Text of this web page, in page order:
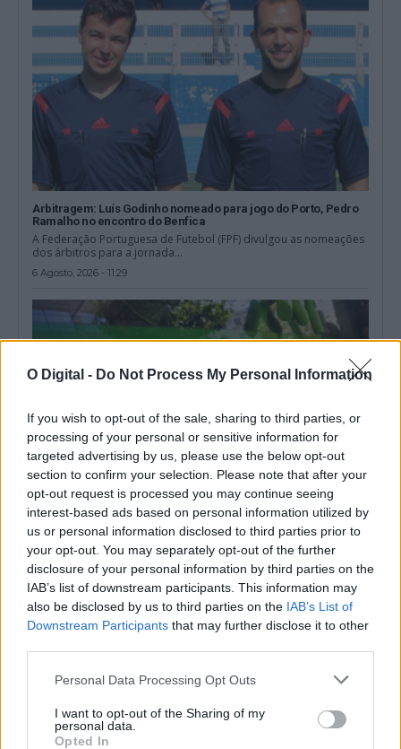
O Digital - Do Not Process My Personal Information
If you wish to opt-out of the sale, sharing to third parties, or
processing of your personal or sensitive information for
targeted advertising by us, please use the below opt-out
section to confirm your selection. Please note that after your
opt-out request is processed you may continue seeing
interest-based ads based on personal information utilized by
us or personal information disclosed to third parties prior to
your opt-out. You may separately opt-out of the further
disclosure of your personal information by third parties on the
IAB’s list of downstream participants. This information may
also be disclosed by us to third parties on the IAB’s List of
Downstream Participants that may further disclose it to other
Personal Data Processing Opt Outs
I want to opt-out of the Sharing of my
personal data.
Opted In
Arbitragem: Luís Godinho nomeado para jogo do Porto, Pedro
Ramalho no encontro do Benfica
A Federação Portuguesa de Futebol (FPF) divulgou as nomeações
dos árbitros para a jornada...
6 Agosto, 2026 - 11:29
Desemprego no Alentejo diminuiu 22,5% no primeiro semestre
de 2026: conheça os dados por concelho
O número de desempregados inscritos nos centros de emprego
dos 47 concelhos do Alentejo...
6 Agosto, 2026 - 11:21